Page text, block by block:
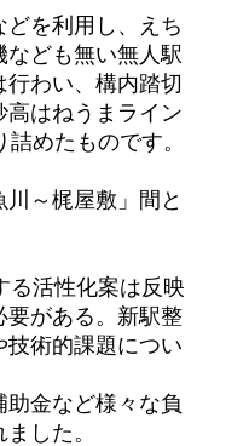
を利用し、えち
ども無い無人駅
わい、構内踏切
はねうまライン
めたものです。
～梶屋敷」間と
る活性化案は反映
要がある。新駅整
術的課題につい
金など様々な負
した。